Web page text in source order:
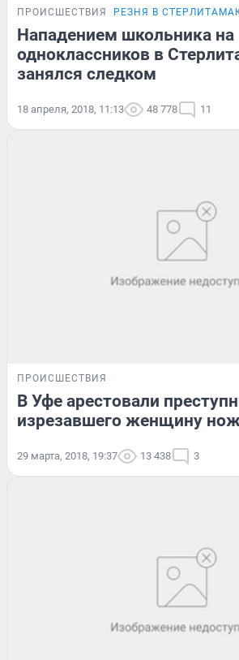
ПРОИСШЕСТВИЯ РЕЗНЯ В
Нападением школьника на
одноклассников в
занялся следком
18 апреля, 2018, 11:13 48 778 11
ПРОИСШЕСТВИЯ
В Уфе арестовали
изрезавшего женщину
29 марта, 2018, 19:37 13 438 3